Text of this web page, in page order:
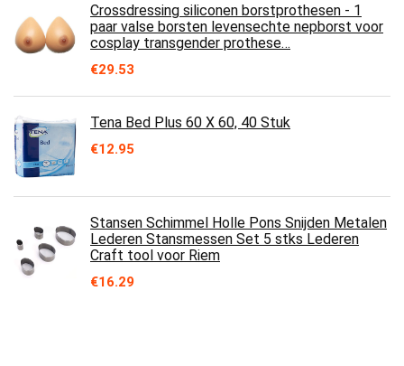
Crossdressing siliconen borstprothesen - 1
paar valse borsten levensechte nepborst voor
cosplay transgender prothese…
€29.53
Tena Bed Plus 60 X 60, 40 Stuk
€12.95
Stansen Schimmel Holle Pons Snijden Metalen
Lederen Stansmessen Set 5 stks Lederen
Craft tool voor Riem
€16.29